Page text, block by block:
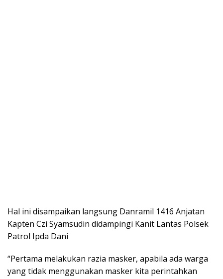
Hal ini disampaikan langsung Danramil 1416 Anjatan
Kapten Czi Syamsudin didampingi Kanit Lantas Polsek
Patrol Ipda Dani
“Pertama melakukan razia masker, apabila ada warga
yang tidak menggunakan masker kita perintahkan